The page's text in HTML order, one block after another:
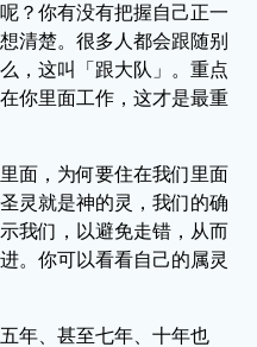
？你有没有把握自己正一
清楚。很多人都会跟随别
，这叫「跟大队」。重点
你里面工作，这才是最重
面，为何要住在我们里面
灵就是神的灵，我们的确
我们，以避免走错，从而
。你可以看看自己的属灵
年、甚至七年、十年也